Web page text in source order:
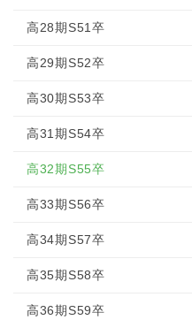
高28期S51卒
高29期S52卒
高30期S53卒
高31期S54卒
高32期S55卒
高33期S56卒
高34期S57卒
高35期S58卒
高36期S59卒